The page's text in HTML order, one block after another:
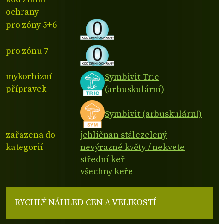
ochrany
pro zóny 5+6
pro zónu 7
mykorhizní
přípravek
Symbivit Tric
(arbuskulární)
Symbivit (arbuskulární)
zařazena do
kategorií
jehličnan stálezelený
nevýrazné květy / nekvete
střední keř
všechny keře
RYCHLÝ NÁHLED CEN A VELIKOSTÍ